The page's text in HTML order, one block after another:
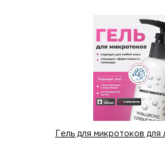
Гель для микротоков для